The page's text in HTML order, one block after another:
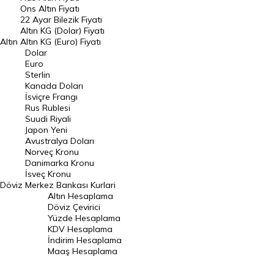
Döviz Kuru
Dolar Kuru
Euro Kuru
Pound Kuru
Frank Kuru
Riyal Kuru
Avustralya Doları
Danimarka Kronu Kuru
Kanada Doları Kuru
Norveç Kronu Kuru
İsveç Kronu Kuru
Japon Yeni Kuru
Serbest Piyasa Döviz Kurları
Altın
Ons Altın Fiyatı
22 Ayar Bilezik Fiyatı
Altın KG (Dolar) Fiyatı
Altın KG (Euro) Fiyatı
Döviz
Dolar
Euro
Sterlin
Kanada Doları
İsviçre Frangı
Rus Rublesi
Suudi Riyali
Japon Yeni
Avustralya Doları
Norveç Kronu
Danimarka Kronu
İsveç Kronu
Merkez Bankası Kurlari
Altın Hesaplama
Döviz Çevirici
Yüzde Hesaplama
KDV Hesaplama
İndirim Hesaplama
Maaş Hesaplama